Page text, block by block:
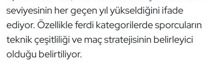
seviyesinin her geçen yıl yükseldiğini ifade
ediyor. Özellikle ferdi kategorilerde sporcuların
teknik çeşitliliği ve maç stratejisinin belirleyici
olduğu belirtiliyor.
Muay Thai
Okçuluk
Optimist